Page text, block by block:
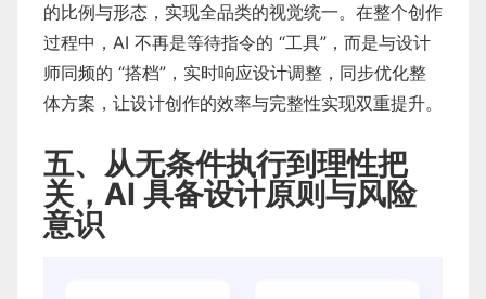
的比例与形态，实现全品类的视觉统一。在整个创作
过程中，AI 不再是等待指令的 “工具”，而是与设计
师同频的 “搭档”，实时响应设计调整，同步优化整
体方案，让设计创作的效率与完整性实现双重提升。
五、从无条件执行到理性把
关，AI 具备设计原则与风险
意识